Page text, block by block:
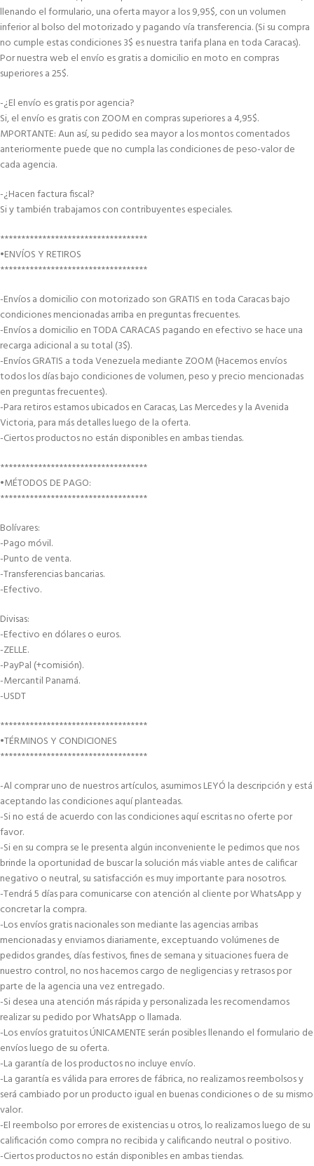
llenando el formulario, una oferta mayor a los 9,95$, con un volumen
inferior al bolso del motorizado y pagando vía transferencia. (Si su compra
no cumple estas condiciones 3$ es nuestra tarifa plana en toda Caracas).
Por nuestra web el envío es gratis a domicilio en moto en compras
superiores a 25$.
-¿El envío es gratis por agencia?
Si, el envío es gratis con ZOOM en compras superiores a 4,95$.
MPORTANTE: Aun así, su pedido sea mayor a los montos comentados
anteriormente puede que no cumpla las condiciones de peso-valor de
cada agencia.
-¿Hacen factura fiscal?
Si y también trabajamos con contribuyentes especiales.
***********************************
•ENVÍOS Y RETIROS
***********************************
-Envíos a domicilio con motorizado son GRATIS en toda Caracas bajo
condiciones mencionadas arriba en preguntas frecuentes.
-Envíos a domicilio en TODA CARACAS pagando en efectivo se hace una
recarga adicional a su total (3$).
-Envíos GRATIS a toda Venezuela mediante ZOOM (Hacemos envíos
todos los días bajo condiciones de volumen, peso y precio mencionadas
en preguntas frecuentes).
-Para retiros estamos ubicados en Caracas, Las Mercedes y la Avenida
Victoria, para más detalles luego de la oferta.
-Ciertos productos no están disponibles en ambas tiendas.
***********************************
•MÉTODOS DE PAGO:
***********************************
Bolívares:
-Pago móvil.
-Punto de venta.
-Transferencias bancarias.
-Efectivo.
Divisas:
-Efectivo en dólares o euros.
-ZELLE.
-PayPal (+comisión).
-Mercantil Panamá.
-USDT
***********************************
•TÉRMINOS Y CONDICIONES
***********************************
-Al comprar uno de nuestros artículos, asumimos LEYÓ la descripción y está
aceptando las condiciones aquí planteadas.
-Si no está de acuerdo con las condiciones aquí escritas no oferte por
favor.
-Si en su compra se le presenta algún inconveniente le pedimos que nos
brinde la oportunidad de buscar la solución más viable antes de calificar
negativo o neutral, su satisfacción es muy importante para nosotros.
-Tendrá 5 días para comunicarse con atención al cliente por WhatsApp y
concretar la compra.
-Los envíos gratis nacionales son mediante las agencias arribas
mencionadas y enviamos diariamente, exceptuando volúmenes de
pedidos grandes, días festivos, fines de semana y situaciones fuera de
nuestro control, no nos hacemos cargo de negligencias y retrasos por
parte de la agencia una vez entregado.
-Si desea una atención más rápida y personalizada les recomendamos
realizar su pedido por WhatsApp o llamada.
-Los envíos gratuitos ÚNICAMENTE serán posibles llenando el formulario de
envíos luego de su oferta.
-La garantía de los productos no incluye envío.
-La garantía es válida para errores de fábrica, no realizamos reembolsos y
será cambiado por un producto igual en buenas condiciones o de su mismo
valor.
-El reembolso por errores de existencias u otros, lo realizamos luego de su
calificación como compra no recibida y calificando neutral o positivo.
-Ciertos productos no están disponibles en ambas tiendas.